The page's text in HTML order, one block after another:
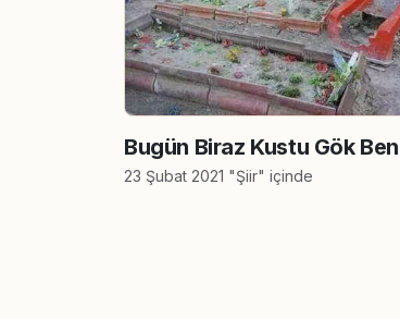
Bugün Biraz Kustu Gök
23 Şubat 2021 "Şiir" içinde